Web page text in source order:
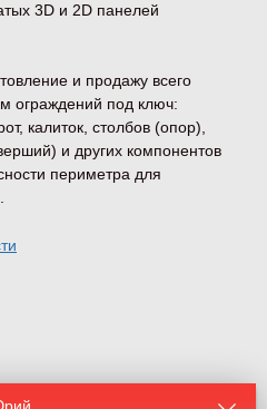
3D и 2D панелей
и продажу всего
ограждений под ключ:
калиток, столбов (опор),
и других компонентов
периметра для